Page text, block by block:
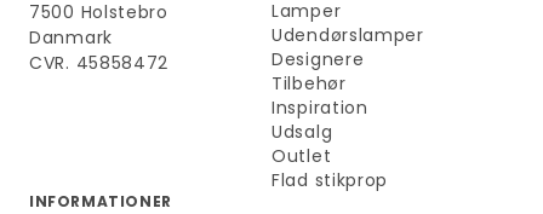
7500 Holstebro
Danmark
CVR. 45858472
Lamper
Udendørslamper
Designere
Tilbehør
Inspiration
Udsalg
Outlet
Flad stikprop
INFORMATIONER